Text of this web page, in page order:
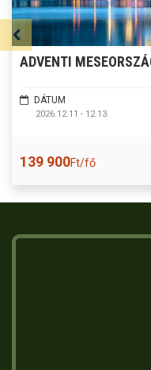
ADVENTI
DÁTUM
2026.12.11 - 12.13.
139 900Ft/fő